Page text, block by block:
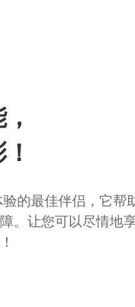
的最佳伴侣，它帮
。让您可以尽情地